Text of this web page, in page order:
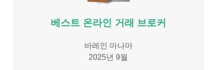
베스트 온라인 거래 브로커
바레인 마나마
2025년 9월